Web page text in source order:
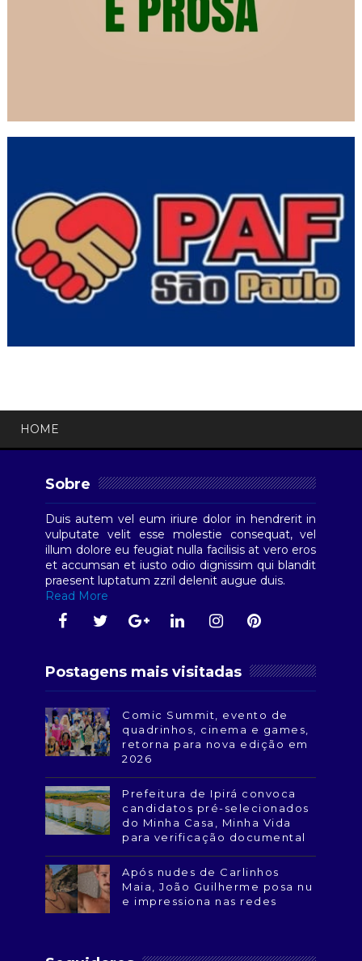
HOME
Sobre
Duis autem vel eum iriure dolor in hendrerit in
vulputate velit esse molestie consequat, vel
illum dolore eu feugiat nulla facilisis at vero eros
et accumsan et iusto odio dignissim qui blandit
praesent luptatum zzril delenit augue duis.
Read More
Postagens mais visitadas
Comic Summit, evento de
quadrinhos, cinema e games,
retorna para nova edição em
2026
Prefeitura de Ipirá convoca
candidatos pré-selecionados
do Minha Casa, Minha Vida
para verificação documental
Após nudes de Carlinhos
Maia, João Guilherme posa nu
e impressiona nas redes